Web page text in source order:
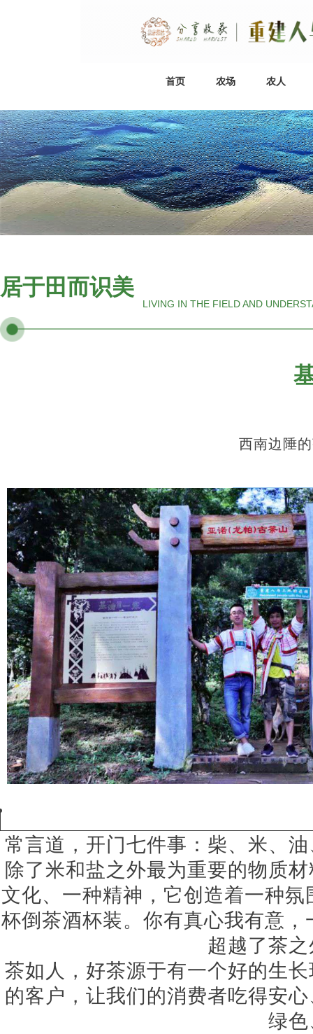
首页 农场 农人
居于田而识美
LIVING IN THE FIELD AND
西南边陲
常言道，开门七件事：柴、米、
除了米和盐之外最为重要的物质
文化、一种精神，它创造着一种
杯倒茶酒杯装。你有真心我有意
超越了茶
茶如人，好茶源于有一个好的生
的客户，让我们的消费者吃得安
绿